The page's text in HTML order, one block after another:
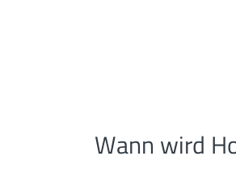
Wann wird